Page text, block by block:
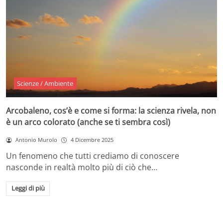
Scienze / Ambiente
Arcobaleno, cos’è e come si forma: la scienza rivela, non
è un arco colorato (anche se ti sembra così)
Antonio Murolo 4 Dicembre 2025
Un fenomeno che tutti crediamo di conoscere
nasconde in realtà molto più di ciò che…
Leggi di più